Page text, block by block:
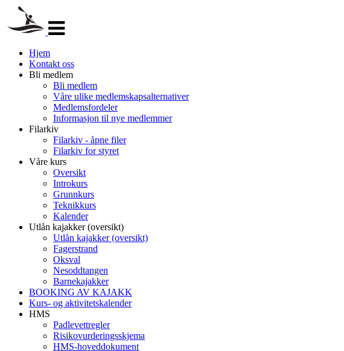
navigasjon
Hjem
Kontakt oss
Bli medlem
Bli medlem
Våre ulike medlemskapsalternativer
Medlemsfordeler
Informasjon til nye medlemmer
Filarkiv
Filarkiv - åpne filer
Filarkiv for styret
Våre kurs
Oversikt
Introkurs
Grunnkurs
Teknikkurs
Kalender
Utlån kajakker (oversikt)
Utlån kajakker (oversikt)
Fagerstrand
Oksval
Nesoddtangen
Barnekajakker
BOOKING AV KAJAKK
Kurs- og aktivitetskalender
HMS
Padlevettregler
Risikovurderingsskjema
HMS-hoveddokument